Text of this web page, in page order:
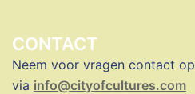
CONTACT
Neem voor vragen contact op
via info@cityofcultures.com